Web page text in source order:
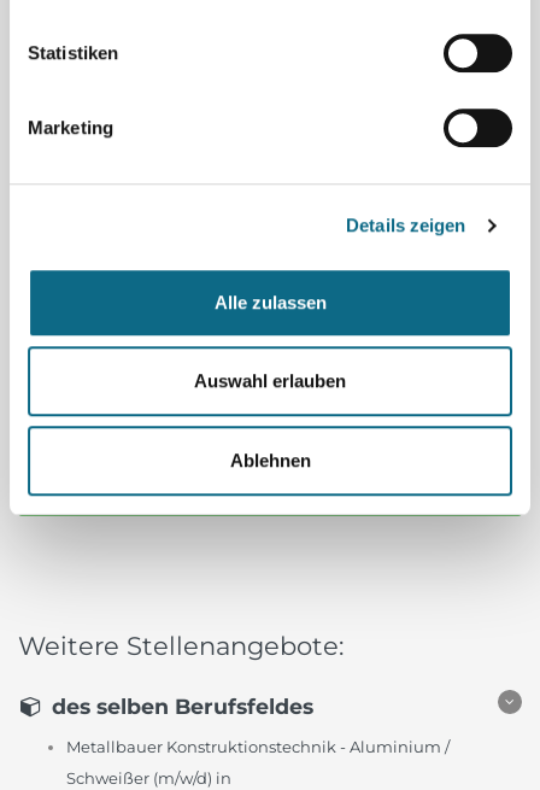
Statistiken
Marketing
Details zeigen
Alle zulassen
Auswahl erlauben
Ablehnen
Land
Umkreis
Weitere Stellenangebote:
des selben Berufsfeldes
Metallbauer Konstruktionstechnik - Aluminium /
Schweißer (m/w/d) in